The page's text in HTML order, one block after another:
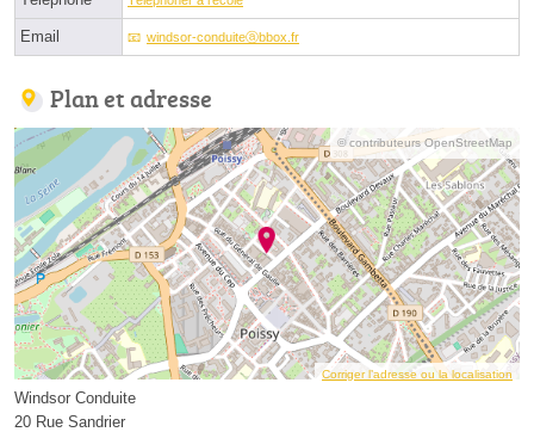
Email windsor-conduiteⓐbbox.fr
Plan et adresse
© contributeurs OpenStreetMap
Corriger l’adresse ou la localisation
Windsor Conduite
20 Rue Sandrier